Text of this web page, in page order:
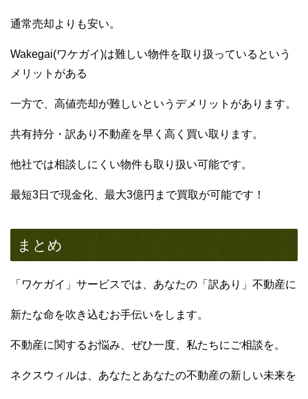
通常売却よりも安い。
Wakegai(ワケガイ)は難しい物件を取り扱っているという
メリットがある
一方で、高値売却が難しいというデメリットがあります。
共有持分・訳あり不動産を早く高く買い取ります。
他社では相談しにくい物件も取り扱い可能です。
最短3日で現金化、最大3億円まで買取が可能です！
まとめ
「ワケガイ」サービスでは、あなたの「訳あり」不動産に
新たな命を吹き込むお手伝いをします。
不動産に関するお悩み、ぜひ一度、私たちにご相談を。
ネクスウィルは、あなたとあなたの不動産の新しい未来を